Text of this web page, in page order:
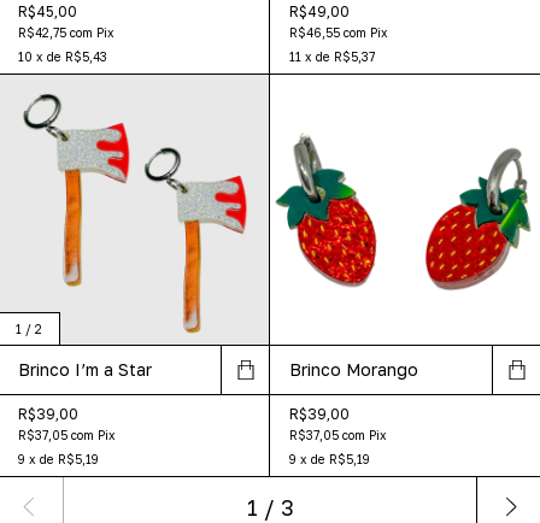
R$45,00
R$42,75 com Pix
10 x de R$5,43
R$49,00
R$46,55 com Pix
11 x de R$5,37
1 / 2
Brinco I’m a Star
R$39,00
R$37,05 com Pix
9 x de R$5,19
Brinco Morango
R$39,00
R$37,05 com Pix
9 x de R$5,19
1 / 3